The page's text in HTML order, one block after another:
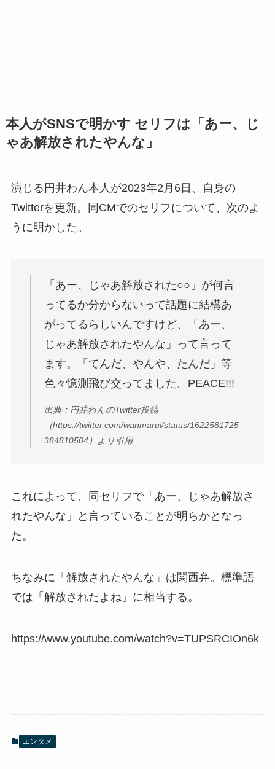
本人がSNSで明かす セリフは「あー、じ
ゃあ解放されたやんな」
演じる円井わん本人が2023年2月6日、自身の
Twitterを更新。同CMでのセリフについて、次のよ
うに明かした。
「あー、じゃあ解放された○○」が何言
ってるか分からないって話題に結構あ
がってるらしいんですけど、「あー、
じゃあ解放されたやんな」って言って
ます。「てんだ、やんや、たんだ」等
色々憶測飛び交ってました。PEACE!!!
出典：円井わんのTwitter投稿
（https://twitter.com/wanmarui/status/1622581725
384810504）より引用
これによって、同セリフで「あー、じゃあ解放さ
れたやんな」と言っていることが明らかとなっ
た。
ちなみに「解放されたやんな」は関西弁。標準語
では「解放されたよね」に相当する。
https://www.youtube.com/watch?v=TUPSRCIOn6k
エンタメ